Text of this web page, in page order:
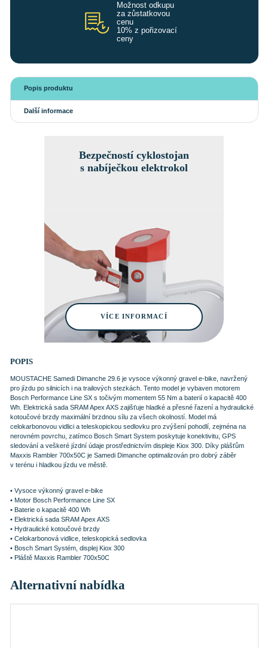
Možnost odkupu
za zůstatkovou
cenu
10% z pořizovací
ceny
Popis produktu
Další informace
Bezpečností cyklostojan
s nabíječkou elektrokol
VÍCE INFORMACÍ
POPIS
MOUSTACHE Samedi Dimanche 29.6 je vysoce výkonný gravel e-bike, navržený
pro jízdu po silnicích i na trailových stezkách. Tento model je vybaven motorem
Bosch Performance Line SX s točivým momentem 55 Nm a baterií o kapacitě 400
Wh. Elektrická sada SRAM Apex AXS zajišťuje hladké a přesné řazení a hydraulické
kotoučové brzdy maximální brzdnou sílu za všech okolností. Model má
celokarbonovou vidlici a teleskopickou sedlovku pro zvýšení pohodlí, zejména na
nerovném povrchu, zatímco Bosch Smart System poskytuje konektivitu, GPS
sledování a veškeré jízdní údaje prostřednictvím displeje Kiox 300. Díky plášťům
Maxxis Rambler 700x50C je Samedi Dimanche optimalizován pro dobrý záběr
v terénu i hladkou jízdu ve městě.
• Vysoce výkonný gravel e-bike
• Motor Bosch Performance Line SX
• Baterie o kapacitě 400 Wh
• Elektrická sada SRAM Apex AXS
• Hydraulické kotoučové brzdy
• Celokarbonová vidlice, teleskopická sedlovka
• Bosch Smart Systém, displej Kiox 300
• Pláště Maxxis Rambler 700x50C
Alternativní nabídka